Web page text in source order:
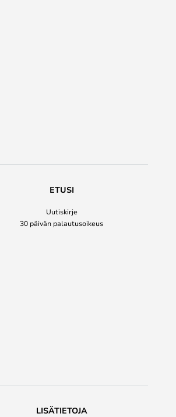
ETUSI
Uutiskirje
30 päivän palautusoikeus
LISÄTIETOJA